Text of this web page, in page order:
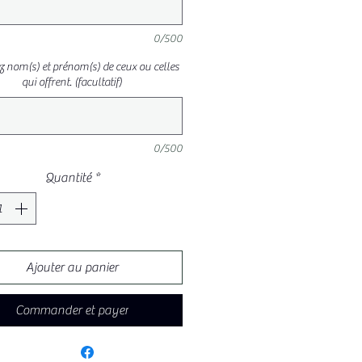
0/500
nom(s) et prénom(s) de ceux ou celles
qui offrent. (facultatif)
0/500
Quantité *
Ajouter au panier
Commander et payer